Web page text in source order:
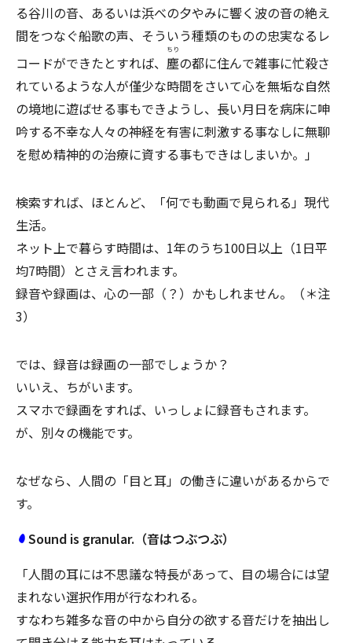
る谷川の音、あるいは浜べの夕やみに響く波の音の絶え
間をつなぐ船歌の声、そういう種類のものの忠実なるレ
コードができたとすれば、 塵
ちり
の都に住んで雑事に忙殺さ
れているような人が僅少な時間をさいて心を無垢な自然
の境地に遊ばせる事もできようし、長い月日を病床に呻
吟する不幸な人々の神経を有害に刺激する事なしに無聊
を慰め精神的の治療に資する事もできはしまいか。」
検索すれば、ほとんど、「何でも動画で見られる」現代
生活。
ネット上で暮らす時間は、1年のうち100日以上（1日平
均7時間）とさえ言われます。
録音や録画は、心の一部（？）かもしれません。（＊注
3）
では、録音は録画の一部でしょうか？
いいえ、ちがいます。
スマホで録画をすれば、いっしょに録音もされます。
が、別々の機能です。
なぜなら、人間の「目と耳」の働きに違いがあるからで
す。
Sound is granular.（音はつぶつぶ）
「人間の耳には不思議な特長があって、目の場合には望
まれない選択作用が行なわれる。
すなわち雑多な音の中から自分の欲する音だけを抽出し